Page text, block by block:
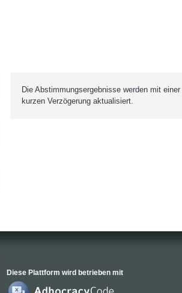
Die Abstimmungsergebnisse werden mit einer
kurzen Verzögerung aktualisiert.
Diese Plattform wird betrieben mit